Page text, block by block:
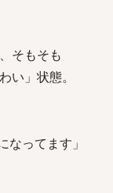
そもそも
い」状態。
てます」